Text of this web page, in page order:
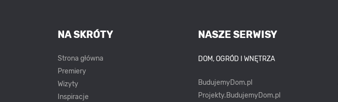
NASZE SERWISY
DOM, OGRÓD I WNĘTRZA
BudujemyDom.pl
Projekty.BudujemyDom.pl
NA SKRÓTY
Strona główna
Premiery
Wizyty
Inspiracje